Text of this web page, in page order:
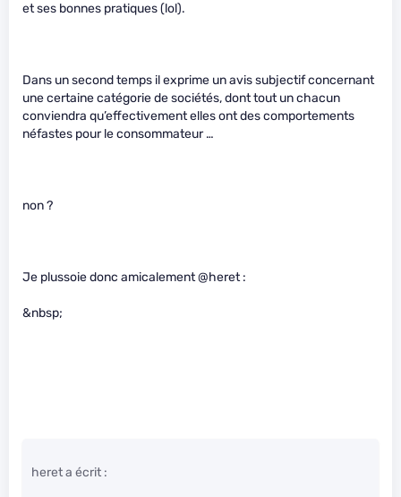
et ses bonnes pratiques (lol).
Dans un second temps il exprime un avis subjectif concernant
une certaine catégorie de sociétés, dont tout un chacun
conviendra qu’effectivement elles ont des comportements
néfastes pour le consommateur …
non ?
Je plussoie donc amicalement @heret :
&nbsp;
heret a écrit :